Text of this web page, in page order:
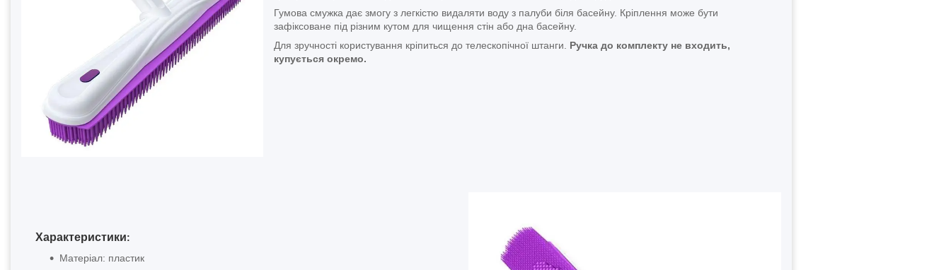
Гумова смужка дає змогу з легкістю видаляти воду з палуби біля басейну. Кріплення може бути
зафіксоване під різним кутом для чищення стін або дна басейну.
Для зручності користування кріпиться до телескопічної штанги. Ручка до комплекту не входить,
купується окремо.
Характеристики:
Матеріал: пластик